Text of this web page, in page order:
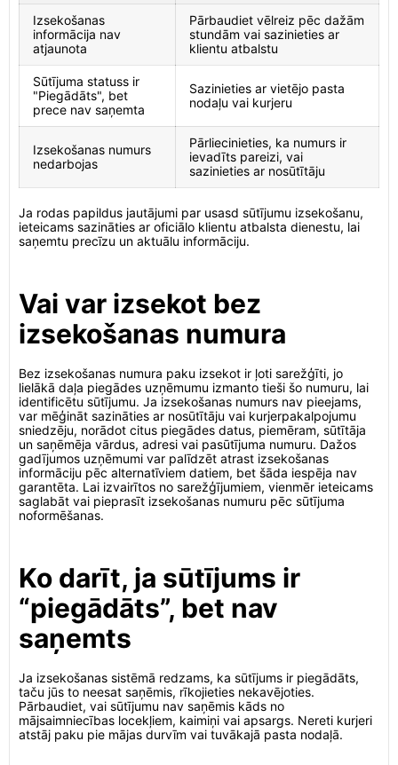
Izsekošanas
informācija nav
atjaunota
Pārbaudiet vēlreiz pēc dažām
stundām vai sazinieties ar
klientu atbalstu
Sūtījuma statuss ir
"Piegādāts", bet
prece nav saņemta
Sazinieties ar vietējo pasta
nodaļu vai kurjeru
Izsekošanas numurs
nedarbojas
Pārliecinieties, ka numurs ir
ievadīts pareizi, vai
sazinieties ar nosūtītāju
Ja rodas papildus jautājumi par usasd sūtījumu izsekošanu,
ieteicams sazināties ar oficiālo klientu atbalsta dienestu, lai
saņemtu precīzu un aktuālu informāciju.
Vai var izsekot bez
izsekošanas numura
Bez izsekošanas numura paku izsekot ir ļoti sarežģīti, jo
lielākā daļa piegādes uzņēmumu izmanto tieši šo numuru, lai
identificētu sūtījumu. Ja izsekošanas numurs nav pieejams,
var mēģināt sazināties ar nosūtītāju vai kurjerpakalpojumu
sniedzēju, norādot citus piegādes datus, piemēram, sūtītāja
un saņēmēja vārdus, adresi vai pasūtījuma numuru. Dažos
gadījumos uzņēmumi var palīdzēt atrast izsekošanas
informāciju pēc alternatīviem datiem, bet šāda iespēja nav
garantēta. Lai izvairītos no sarežģījumiem, vienmēr ieteicams
saglabāt vai pieprasīt izsekošanas numuru pēc sūtījuma
noformēšanas.
Ko darīt, ja sūtījums ir
“piegādāts”, bet nav
saņemts
Ja izsekošanas sistēmā redzams, ka sūtījums ir piegādāts,
taču jūs to neesat saņēmis, rīkojieties nekavējoties.
Pārbaudiet, vai sūtījumu nav saņēmis kāds no
mājsaimniecības locekļiem, kaimiņi vai apsargs. Nereti kurjeri
atstāj paku pie mājas durvīm vai tuvākajā pasta nodaļā.